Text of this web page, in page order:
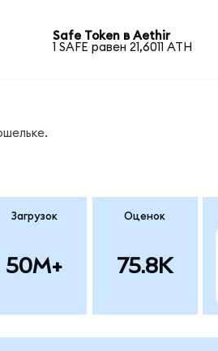
Safe Token в Aethir
1 SAFE равен 21,6011 ATH
Загрузок
50M+
Оценок
75.8K